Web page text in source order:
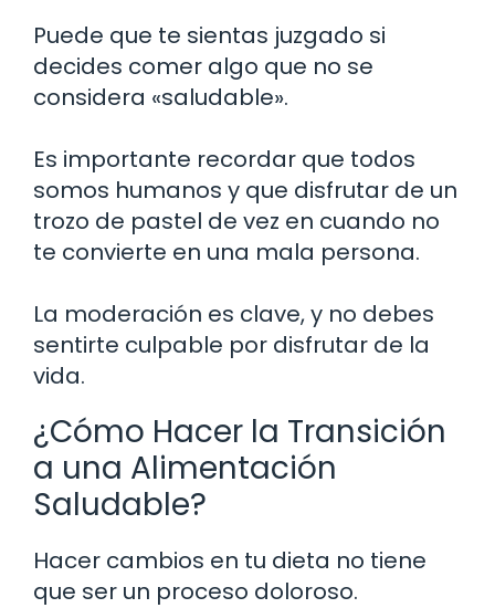
Puede que te sientas juzgado si
decides comer algo que no se
considera «saludable».
Es importante recordar que todos
somos humanos y que disfrutar de un
trozo de pastel de vez en cuando no
te convierte en una mala persona.
La moderación es clave, y no debes
sentirte culpable por disfrutar de la
vida.
¿Cómo Hacer la Transición
a una Alimentación
Saludable?
Hacer cambios en tu dieta no tiene
que ser un proceso doloroso.